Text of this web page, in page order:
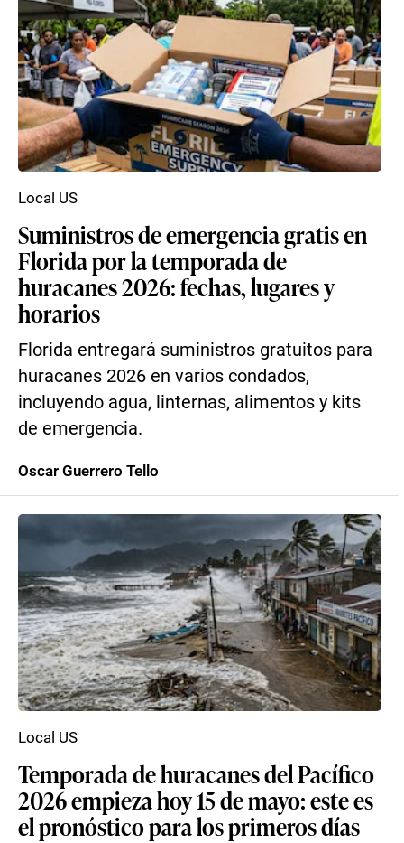
Suministros de emergencia gratis en
Florida por la temporada de
huracanes 2026: fechas, lugares y
horarios
Florida entregará suministros gratuitos para
huracanes 2026 en varios condados,
incluyendo agua, linternas, alimentos y kits
de emergencia.
Local US
Oscar Guerrero Tello
Temporada de huracanes del Pacífico
2026 empieza hoy 15 de mayo: este es
el pronóstico para los primeros días
Local US